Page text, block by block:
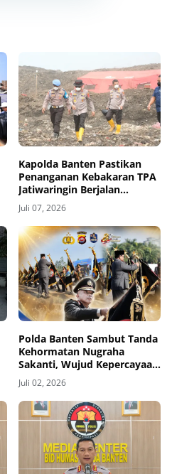
Kapolda Banten Pastikan
Penanganan Kebakaran TPA
Jatiwaringin Berjalan
Optimal
Juli 07, 2026
Polda Banten Sambut Tanda
Kehormatan Nugraha
Sakanti, Wujud Kepercayaan
Negara atas Kinerja Polri
Juli 02, 2026